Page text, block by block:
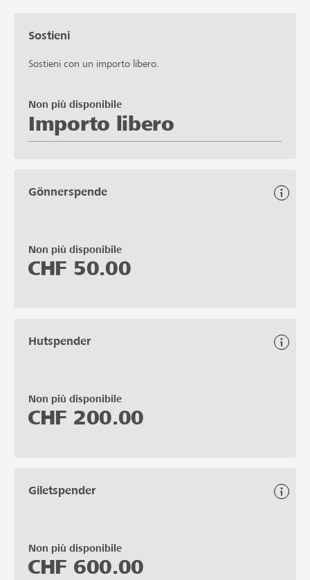
Sostieni
Sostieni con un importo libero.
Importo libero
Non più disponibile
Gönnerspende
Non più disponibile
CHF 50.00
Hutspender
Non più disponibile
CHF 200.00
Giletspender
Non più disponibile
CHF 600.00